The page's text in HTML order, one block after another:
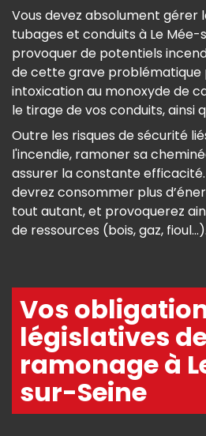
Vous devez absolument gérer
tubages et conduits à Le Mée-
provoquer de potentiels
de cette grave problématique
intoxication au monoxyde de
le tirage de vos conduits, ainsi
Outre les risques de sécurité
l'incendie, ramoner sa
assurer la constante efficacité.
devrez consommer plus
tout autant, et provoquerez
de ressources (bois, gaz, fioul...).
Vos
législatives
ramonage à
sur-Seine